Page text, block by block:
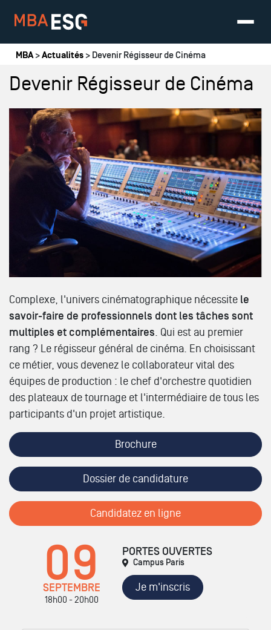
Vous êtes ici
MBA>Actualités > Devenir Régisseur de Cinéma
Devenir Régisseur de Cinéma
Complexe, l'univers cinématographique nécessite le
savoir-faire de professionnels dont les tâches sont
multiples et complémentaires. Qui est au premier
rang ? Le régisseur général de cinéma. En choisissant
ce métier, vous devenez le collaborateur vital des
équipes de production : le chef d'orchestre quotidien
des plateaux de tournage et l'intermédiaire de tous les
participants d'un projet artistique.
Brochure
Dossier de candidature
Candidatez en ligne
09
SEPTEMBRE
18h00 - 20h00
PORTES OUVERTES
Campus Paris
Je m'inscris